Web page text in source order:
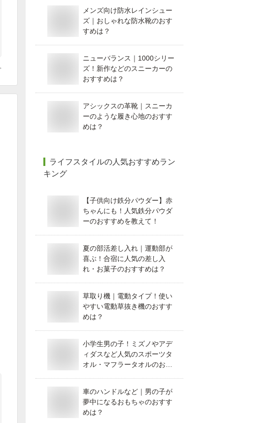
メンズ向け防水レインシュー
ズ｜おしゃれな防水靴のおす
すめは？
ニューバランス｜1000シリー
ズ！新作などのスニーカーの
おすすめは？
アシックスの革靴｜スニーカ
ーのような履き心地のおすす
めは？
ライフスタイルの人気おすすめラン
キング
【子供向け鉄分パウダー】赤
ちゃんにも！人気鉄分パウダ
ーのおすすめを教えて！
夏の部活差し入れ｜運動部が
喜ぶ！合宿に人気の差し入
れ・お菓子のおすすめは？
草取り機｜電動タイプ！使い
やすい電動草抜き機のおすす
めは？
小学生男の子！ミズノやアデ
ィダスなど人気のスポーツタ
オル・マフラータオルのおす
車のハンドルなど｜男の子が
夢中になるおもちゃのおすす
めは？